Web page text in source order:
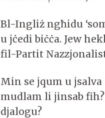
Bl-Ingliż ngħidu
u jċedi biċċa. Jew
fil-Partit
Min se jqum u
mudlam li jinsab
djalogu?